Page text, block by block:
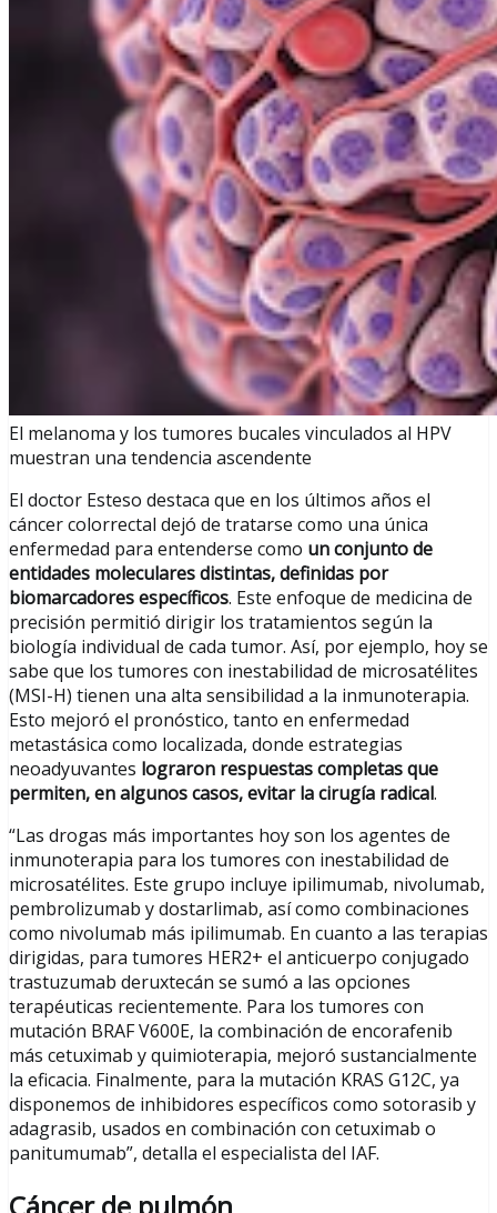
El melanoma y los tumores bucales vinculados al HPV
muestran una tendencia ascendente
El doctor Esteso destaca que en los últimos años el
cáncer colorrectal dejó de tratarse como una única
enfermedad para entenderse como un conjunto de
entidades moleculares distintas, definidas por
biomarcadores específicos. Este enfoque de medicina de
precisión permitió dirigir los tratamientos según la
biología individual de cada tumor. Así, por ejemplo, hoy se
sabe que los tumores con inestabilidad de microsatélites
(MSI-H) tienen una alta sensibilidad a la inmunoterapia.
Esto mejoró el pronóstico, tanto en enfermedad
metastásica como localizada, donde estrategias
neoadyuvantes lograron respuestas completas que
permiten, en algunos casos, evitar la cirugía radical.
“Las drogas más importantes hoy son los agentes de
inmunoterapia para los tumores con inestabilidad de
microsatélites. Este grupo incluye ipilimumab, nivolumab,
pembrolizumab y dostarlimab, así como combinaciones
como nivolumab más ipilimumab. En cuanto a las terapias
dirigidas, para tumores HER2+ el anticuerpo conjugado
trastuzumab deruxtecán se sumó a las opciones
terapéuticas recientemente. Para los tumores con
mutación BRAF V600E, la combinación de encorafenib
más cetuximab y quimioterapia, mejoró sustancialmente
la eficacia. Finalmente, para la mutación KRAS G12C, ya
disponemos de inhibidores específicos como sotorasib y
adagrasib, usados en combinación con cetuximab o
panitumumab”, detalla el especialista del IAF.
Cáncer de pulmón